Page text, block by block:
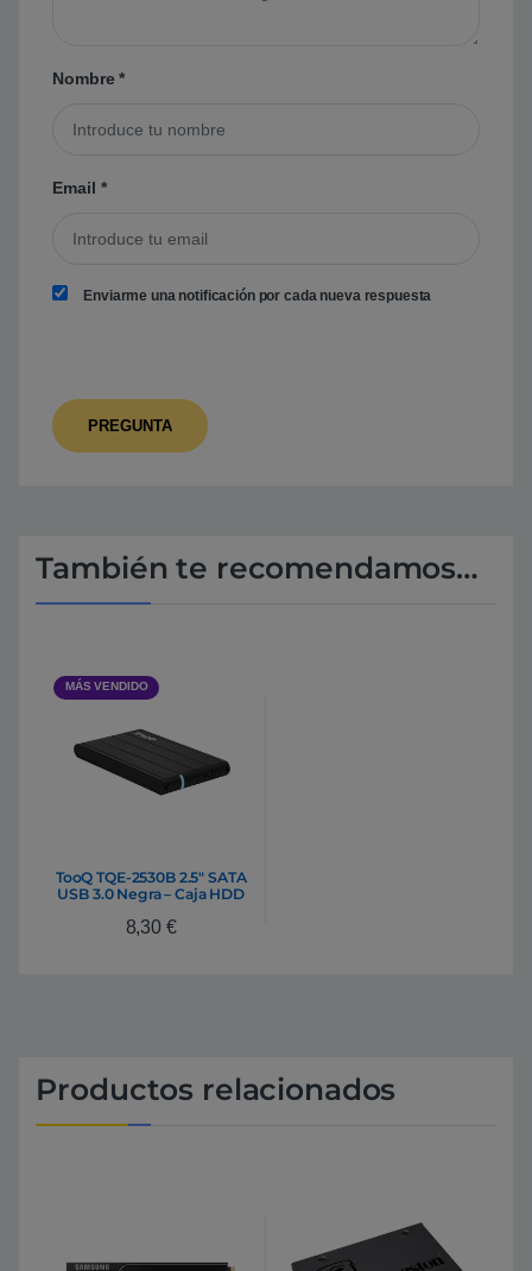
Nombre*
Email *
Enviarme una notificación por cada nueva respuesta
También te recomendamos…
MÁS VENDIDO
TooQ TQE-2530B 2.5″ SATA
USB 3.0 Negra – Caja HDD
8,30 €
Productos relacionados